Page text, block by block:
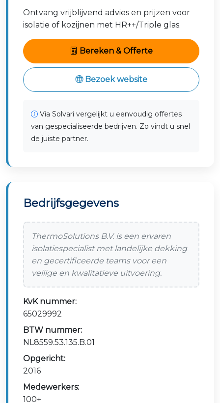
Ontvang vrijblijvend advies en prijzen voor
isolatie of kozijnen met HR++/Triple glas.
Bereken & Offerte
Bezoek website
Via Solvari vergelijkt u eenvoudig offertes
van gespecialiseerde bedrijven. Zo vindt u snel
de juiste partner.
Bedrijfsgegevens
ThermoSolutions B.V. is een ervaren
isolatiespecialist met landelijke dekking
en gecertificeerde teams voor een
veilige en kwalitatieve uitvoering.
KvK nummer:
65029992
BTW nummer:
NL8559.53.135.B.01
Opgericht:
2016
Medewerkers:
100+